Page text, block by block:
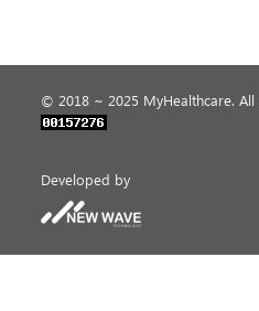
© 2018 ~ 2025 MyHealthcare. All
Developed by